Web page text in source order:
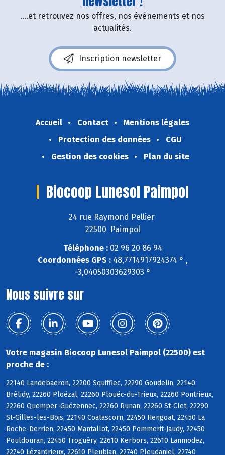
....et retrouvez nos offres, nos événements et nos
actualités.
Inscription newsletter
Accueil Contact
Mentions légales
Protection des données
CGU
Gestion des cookies
Plan du site
Biocoop Lunesol Paimpol
24 rue Raymond Pellier
22500 Paimpol
Téléphone :02 96 20 86 94
Coordonnées GPS :48,7714917924374 ° ,
-3,04050303629303 °
Nous suivre sur
Votre magasin Biocoop Lunesol Paimpol (22500) est
proche de :
22140 Landebaëron, 22200 Squiffiec, 22290 Goudelin, 22140
Brélidy, 22260 Ploëzal, 22260 Plouëc-du-Trieux, 22260 Pontrieux,
22260 Quemper-Guézennec, 22260 Runan, 22260 St-Clet, 22290
St-Gilles-les-Bois, 22140 Coatascorn, 22450 Hengoat, 22450 La
Roche-Derrien, 22450 Mantallot, 22450 Pommerit-Jaudy, 22450
Pouldouran, 22450 Troguéry, 22610 Kerbors, 22610 Lanmodez,
22740 Lézardrieux, 22610 Pleubian, 22740 Pleudaniel, 22740